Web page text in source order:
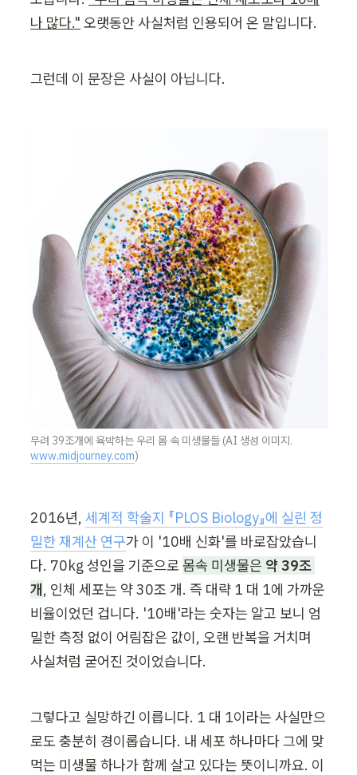
나 많다." 오랫동안 사실처럼 인용되어 온 말입니다.
그런데 이 문장은 사실이 아닙니다.
www.midjourney.com)
2016년, 세계적 학술지 『PLOS Biology』에 실린 정
밀한 재계산 연구가 이 '10배 신화'를 바로잡았습니
다. 70kg 성인을 기준으로 몸속 미생물은 약 39조
개, 인체 세포는 약 30조 개. 즉 대략 1 대 1에 가까운
비율이었던 겁니다. '10배'라는 숫자는 알고 보니 엄
밀한 측정 없이 어림잡은 값이, 오랜 반복을 거치며
사실처럼 굳어진 것이었습니다.
그렇다고 실망하긴 이릅니다. 1 대 1이라는 사실만으
로도 충분히 경이롭습니다. 내 세포 하나마다 그에 맞
먹는 미생물 하나가 함께 살고 있다는 뜻이니까요. 이